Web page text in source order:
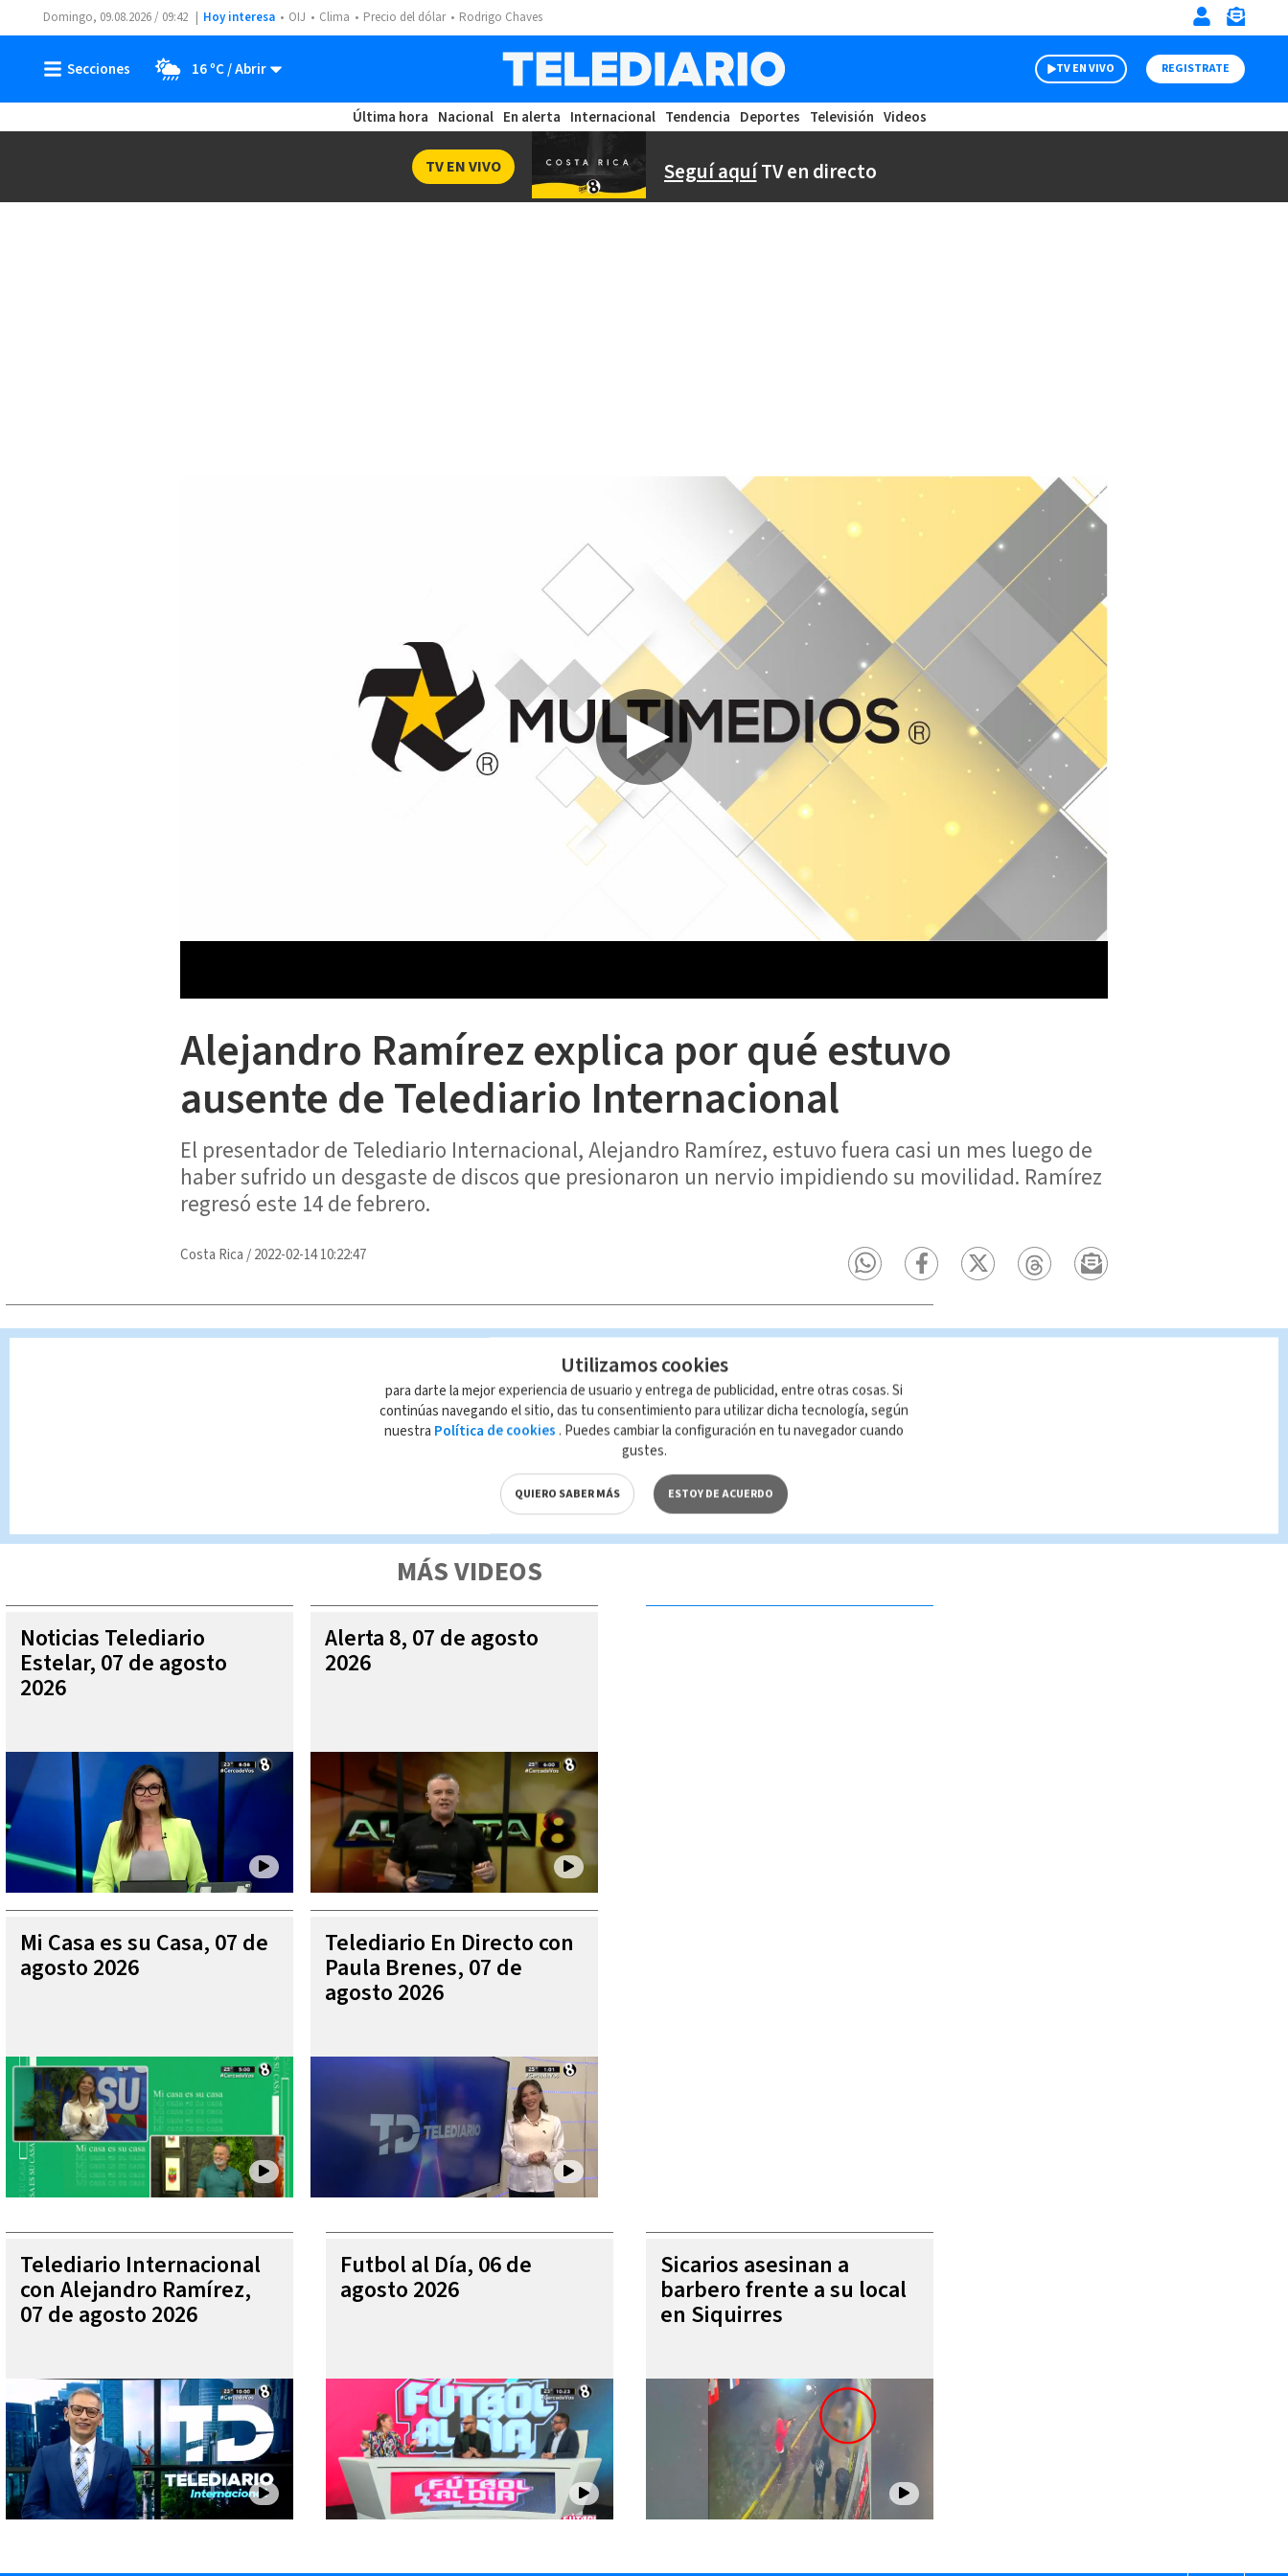
Domingo, 09.08.2026 / 09:42 Hoy interesa OIJ Clima Precio del dólar Rodrigo Chaves
16 ºC TV EN VIVO REGISTRATE
Última hora Nacional En alerta Internacional Tendencia Deportes Televisión Videos
Seguí aquíTV en directo
TV EN VIVO
Alejandro Ramírez explica por qué estuvo
ausente de Telediario Internacional
El presentador de Telediario Internacional, Alejandro Ramírez, estuvo fuera casi un mes luego de
haber sufrido un desgaste de discos que presionaron un nervio impidiendo su movilidad. Ramírez
regresó este 14 de febrero.
Costa Rica /2022-02-14 10:22:47
TAGS RELACIONADOS:
Queda prohibida la reproducción total o parcial del contenido de esta página, mismo que es propiedad de TELEDIARIO; su reproducción no
autorizada constituye una infracción y un delito de conformidad con las leyes aplicables.
MÁS VIDEOS
Noticias Telediario
Estelar, 07 de agosto
2026
Alerta 8, 07 de agosto
2026
Mi Casa es su Casa, 07 de
agosto 2026
Telediario En Directo con
Paula Brenes, 07 de
agosto 2026
Telediario Internacional
con Alejandro Ramírez,
07 de agosto 2026
Futbol al Día, 06 de
agosto 2026
Sicarios asesinan a
barbero frente a su local
en Siquirres
Utilizamos cookies
para darte la mejor experiencia de usuario y entrega de publicidad, entre otras cosas. Si
continúas navegando el sitio, das tu consentimiento para utilizar dicha tecnología, según
nuestra Política de cookies . Puedes cambiar la configuración en tu navegador cuando
gustes.
QUIERO SABER MÁS ESTOY DE ACUERDO